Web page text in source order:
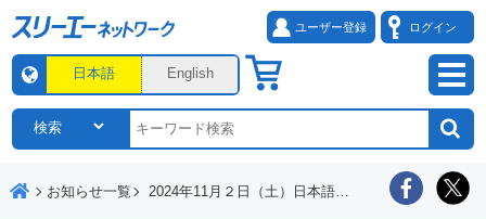
ユーザー登録 ログイン
日本語 English
お知らせ一覧 2024年11月２日（土）日本語教材まつり2024 in 東京